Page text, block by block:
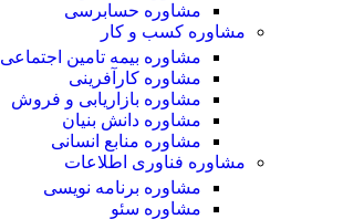
مشاوره حسابرسی
مشاوره کسب و کار
مشاوره بیمه تامین اجتماعی
مشاوره کارآفرینی
مشاوره بازاریابی و فروش
مشاوره دانش بنیان
مشاوره منابع انسانی
مشاوره فناوری اطلاعات
مشاوره برنامه نویسی
مشاوره سئو